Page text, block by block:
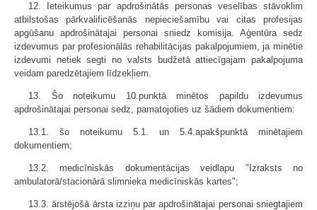
12. Ieteikumus par apdrošinātās personas veselības stāvoklim
atbilstošas pārkvalificēšanās nepieciešamību vai citas profesijas
apgūšanu apdrošinātajai personai sniedz komisija. Aģentūra sedz
izdevumus par profesionālās rehabilitācijas pakalpojumiem, ja minētie
izdevumi netiek segti no valsts budžetā attiecīgajam pakalpojuma
veidam paredzētajiem līdzekļiem.
13. Šo noteikumu 10.punktā minētos papildu izdevumus
apdrošinātajai personai sedz, pamatojoties uz šādiem dokumentiem:
13.1. šo noteikumu 5.1. un 5.4.apakšpunktā minētajiem
dokumentiem;
13.2. medicīniskās dokumentācijas veidlapu "Izraksts no
ambulatorā/stacionārā slimnieka medicīniskās kartes";
13.3. ārstējošā ārsta izziņu par apdrošinātajai personai sniegtajiem